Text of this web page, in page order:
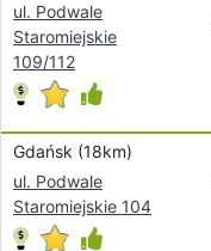
ul. Podwale
Staromiejskie
109/112
Gdańsk (18km)
ul. Podwale
Staromiejskie 104